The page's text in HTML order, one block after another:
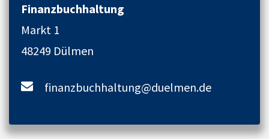
Finanzbuchhaltung
Markt 1
48249 Dülmen
finanzbuchhaltung@duelmen.de